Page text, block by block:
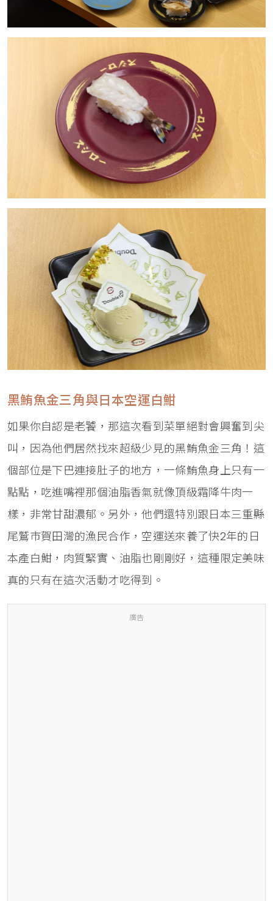
黑鮪魚金三角與日本空運白魽
如果你自認是老饕，那這次看到菜單絕對會興奮到尖
叫，因為他們居然找來超級少見的黑鮪魚金三角！這
個部位是下巴連接肚子的地方，一條鮪魚身上只有一
點點，吃進嘴裡那個油脂香氣就像頂級霜降牛肉一
樣，非常甘甜濃郁。另外，他們還特別跟日本三重縣
尾鷲市賀田灣的漁民合作，空運送來養了快2年的日
本產白魽，肉質緊實、油脂也剛剛好，這種限定美味
真的只有在這次活動才吃得到。
廣告